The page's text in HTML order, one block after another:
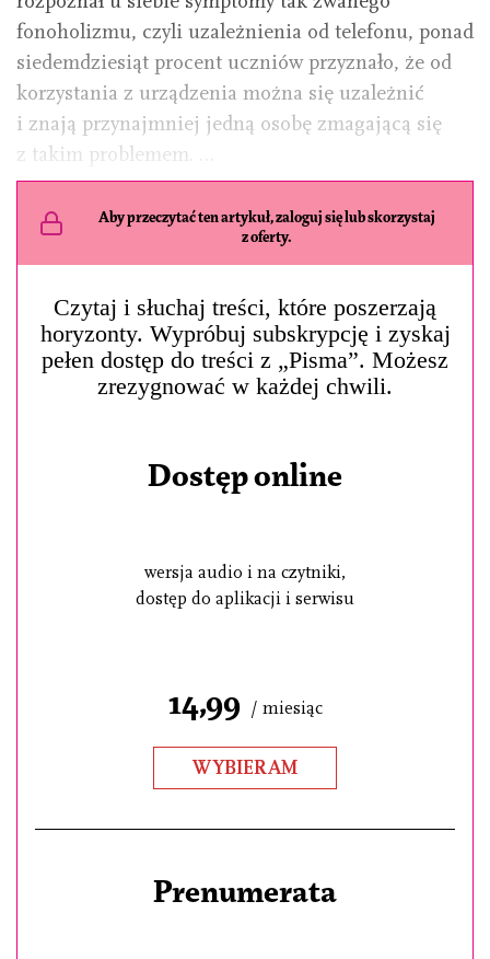
fonoholizmu, czyli uzależnienia od telefonu, ponad
siedemdziesiąt procent uczniów przyznało, że od
korzystania z urządzenia można się uzależnić
i znają przynajmniej jedną osobę zmagającą się
z takim problemem. …
Aby przeczytać ten artykuł, zaloguj się lub skorzystaj
z oferty.
Czytaj i słuchaj treści, które poszerzają
horyzonty. Wypróbuj subskrypcję i zyskaj
pełen dostęp do treści z „Pisma”. Możesz
zrezygnować w każdej chwili.
Dostęp online
wersja audio i na czytniki,
dostęp do aplikacji i serwisu
14,99 / miesiąc
WYBIERAM
Prenumerata